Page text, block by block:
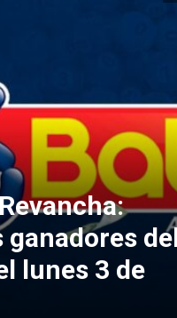
ganadores
lunes 3 de